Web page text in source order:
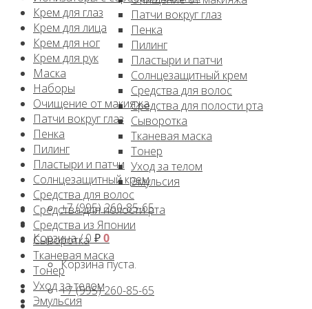
Патчи вокруг глаз
Пенка
Пилинг
Пластыри и патчи
Солнцезащитный крем
Средства для волос
Средства для полости рта
Сыворотка
Тканевая маска
Тонер
Уход за телом
Эмульсия
+7 (995) 260-85-65
Корзина /0 ₽0
Корзина пуста.
+7 (995) 260-85-65
Крем для глаз
Крем для лица
Крем для ног
Крем для рук
Маска
Наборы
Очищение от макияжа
Патчи вокруг глаз
Пенка
Пилинг
Пластыри и патчи
Солнцезащитный крем
Средства для волос
Средства для полости рта
Средства из Японии
Сыворотка
Тканевая маска
Тонер
Уход за телом
Эмульсия